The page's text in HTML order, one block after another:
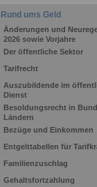
Rund ums Geld
Änderungen und
2026 sowie Vorjahre
Der öffentliche Sektor
Tarifrecht
Auszubildende im
Dienst
Besoldungsrecht in
Ländern
Bezüge und Einkommen
Entgelttabellen für
Familienzuschlag
Gehaltsfortzahlung